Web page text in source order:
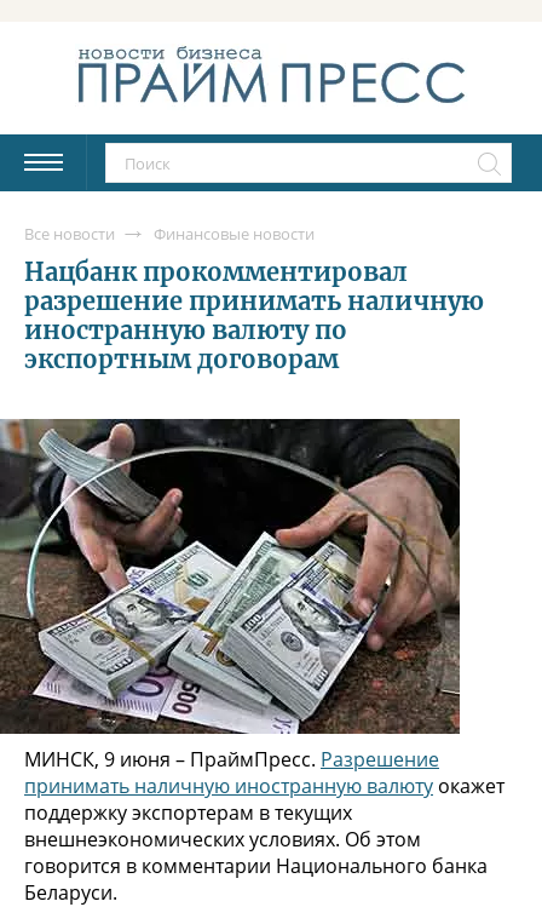
Все новости Финансовые новости
Нацбанк прокомментировал
разрешение принимать наличную
иностранную валюту по
экспортным договорам
МИНСК, 9 июня – ПраймПресс. Разрешение
принимать наличную иностранную валюту окажет
поддержку экспортерам в текущих
внешнеэкономических условиях. Об этом
говорится в комментарии Национального банка
Беларуси.